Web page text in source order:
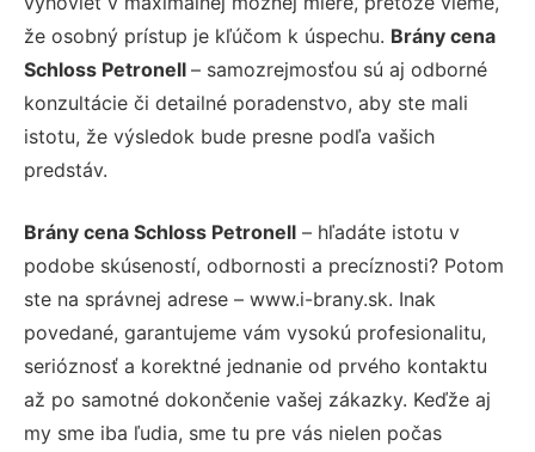
že osobný prístup je kľúčom k úspechu. Brány cena
Schloss Petronell – samozrejmosťou sú aj odborné
konzultácie či detailné poradenstvo, aby ste mali
istotu, že výsledok bude presne podľa vašich
predstáv.
Brány cena Schloss Petronell – hľadáte istotu v
podobe skúseností, odbornosti a precíznosti? Potom
ste na správnej adrese – www.i-brany.sk. Inak
povedané, garantujeme vám vysokú profesionalitu,
serióznosť a korektné jednanie od prvého kontaktu
až po samotné dokončenie vašej zákazky. Keďže aj
my sme iba ľudia, sme tu pre vás nielen počas